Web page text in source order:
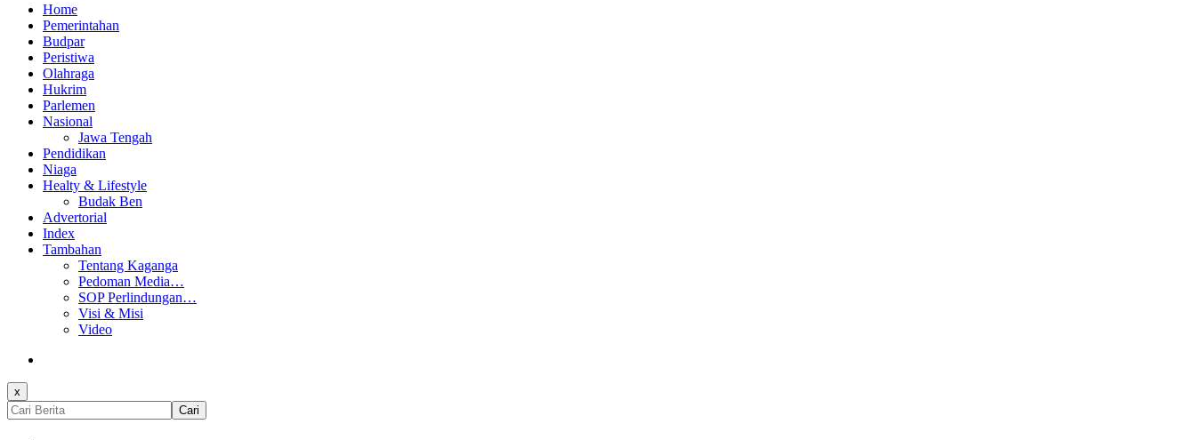
Home
Pemerintahan
Budpar
Peristiwa
Olahraga
Hukrim
Parlemen
Nasional
Jawa Tengah
Pendidikan
Niaga
Healty & Lifestyle
Budak Ben
Advertorial
Index
Tambahan
Tentang Kaganga
Pedoman Media…
SOP Perlindungan…
Visi & Misi
Video
x
Cari